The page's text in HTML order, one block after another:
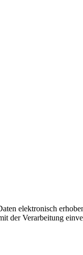
elektronisch
der Verarbeitung